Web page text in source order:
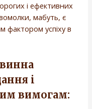
і ефективних
мабуть, є
фактором успіху в
і
вимогам: